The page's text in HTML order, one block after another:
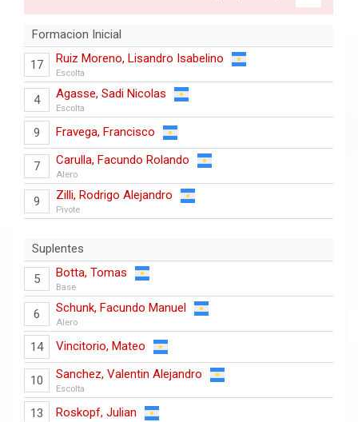
Formacion Inicial
17 Ruiz Moreno, Lisandro Isabelino
Escolta
4 Agasse, Sadi Nicolas
Escolta
9 Fravega, Francisco
7 Carulla, Facundo Rolando
Alero
9 Zilli, Rodrigo Alejandro
Pivote
Suplentes
5 Botta, Tomas
Base
6 Schunk, Facundo Manuel
Alero
14 Vincitorio, Mateo
10 Sanchez, Valentin Alejandro
Escolta
13 Roskopf, Julian